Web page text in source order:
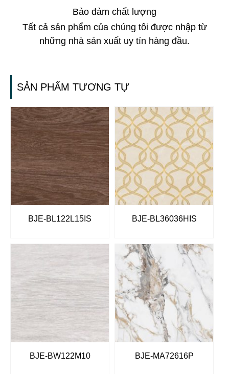
Bảo đảm chất lượng
Tất cả sản phẩm của chúng tôi được nhập từ
những nhà sản xuất uy tín hàng đầu.
SẢN PHẨM TƯƠNG TỰ
BJE-BL122L15IS BJE-BL36036HIS
BJE-BW122M10 BJE-MA72616P